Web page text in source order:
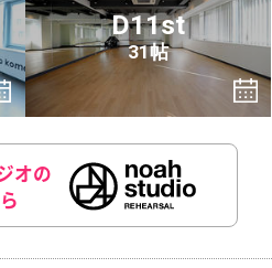
D11st
31帖
オの